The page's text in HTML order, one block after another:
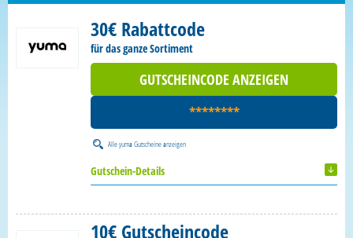
30€ Rabattcode
für das ganze Sortiment
GUTSCHEINCODE ANZEIGEN
********
Alleyuma Gutscheineanzeigen
Gutschein-Details
10€ Gutscheincode